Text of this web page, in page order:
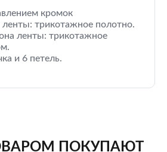
кромок
трикотажное полотно.
ленты: трикотажное
и 6 петель.
ПОКУПАЮТ